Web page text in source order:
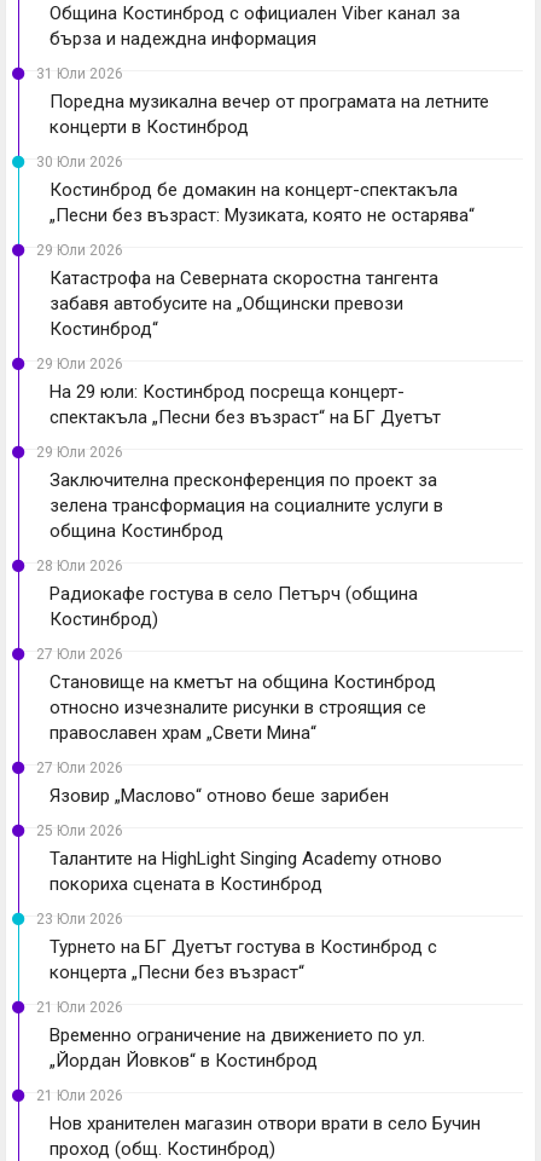
Община Костинброд с официален Viber канал за
бърза и надеждна информация
31 Юли 2026
Поредна музикална вечер от програмата на летните
концерти в Костинброд
30 Юли 2026
Костинброд бе домакин на концерт-спектакъла
„Песни без възраст: Музиката, която не остарява“
29 Юли 2026
Катастрофа на Северната скоростна тангента
забавя автобусите на „Общински превози
Костинброд“
29 Юли 2026
На 29 юли: Костинброд посреща концерт-
спектакъла „Песни без възраст“ на БГ Дуетът
29 Юли 2026
Заключителна пресконференция по проект за
зелена трансформация на социалните услуги в
община Костинброд
28 Юли 2026
Радиокафе гостува в село Петърч (община
Костинброд)
27 Юли 2026
Становище на кметът на община Костинброд
относно изчезналите рисунки в строящия се
православен храм „Свети Мина“
27 Юли 2026
Язовир „Маслово“ отново беше зарибен
25 Юли 2026
Талантите на HighLight Singing Academy отново
покориха сцената в Костинброд
23 Юли 2026
Турнето на БГ Дуетът гостува в Костинброд с
концерта „Песни без възраст“
21 Юли 2026
Временно ограничение на движението по ул.
„Йордан Йовков“ в Костинброд
21 Юли 2026
Нов хранителен магазин отвори врати в село Бучин
проход (общ. Костинброд)